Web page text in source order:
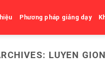
Phương pháp giảng dạy
LUYEN